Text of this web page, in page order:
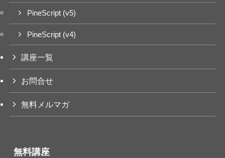
PineScript (v5)
PineScript (v4)
講座一覧
お問合せ
無料メルマガ
無料講座